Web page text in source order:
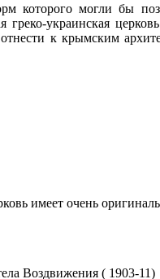
которого могли бы
украинская
к крымским
имеет очень
Воздвижения ( 1903-11)